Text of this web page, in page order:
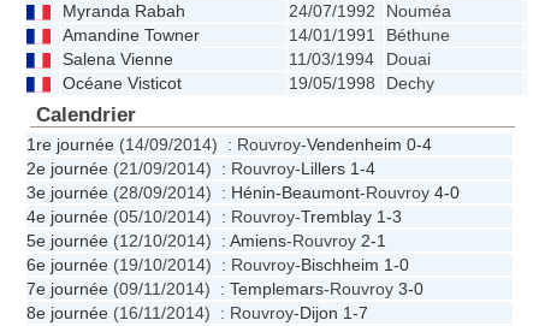
Myranda Rabah
24/07/1992
Nouméa
Amandine Towner
14/01/1991
Béthune
Salena Vienne
11/03/1994
Douai
Océane Visticot
19/05/1998 Dechy
Calendrier
1re journée (14/09/2014) : Rouvroy-Vendenheim 0-4
2e journée (21/09/2014) : Rouvroy-Lillers 1-4
3e journée (28/09/2014) : Hénin-Beaumont-Rouvroy 4-0
4e journée (05/10/2014) : Rouvroy-Tremblay 1-3
5e journée (12/10/2014) : Amiens-Rouvroy 2-1
6e journée (19/10/2014) : Rouvroy-Bischheim 1-0
7e journée (09/11/2014) : Templemars-Rouvroy 3-0
8e journée (16/11/2014) : Rouvroy-Dijon 1-7